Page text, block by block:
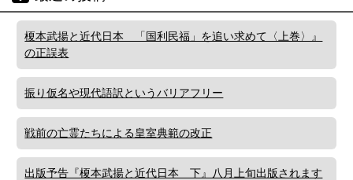
榎本武揚と近代日本 「国利民福」を追い求めて〈上巻〉』
の正誤表
振り仮名や現代語訳というバリアフリー
戦前の亡霊たちによる皇室典範の改正
出版予告『榎本武揚と近代日本 下』八月上旬出版されます